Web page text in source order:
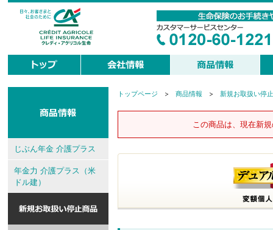
現
トップページ > 商品情報 > 新規お取扱い停
この商品は、現在新
じぶん年金 介護プラス
年金力 介護プラス（米
ドル建）